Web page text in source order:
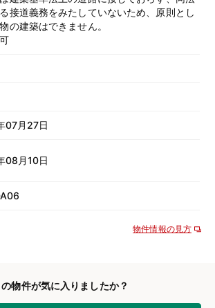
接道義務をみたしていないため、原則とし
の建築はできません。
07月27日
08月10日
物件情報の見方
の物件が気に入りましたか？